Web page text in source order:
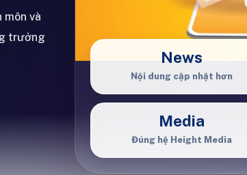
và
trưởng
News
Nội dung cập nhật hơn
Media
Đúng hệ Height Media